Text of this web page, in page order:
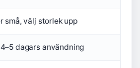
små, välj storlek upp
dagars användning